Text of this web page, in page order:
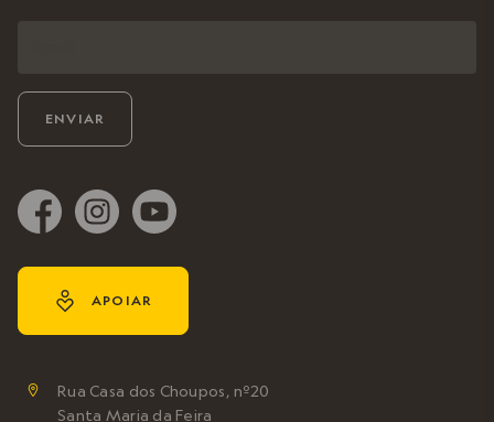
y APOIAR

Rua Casa dos Choupos, nº20
Santa Maria da Feira